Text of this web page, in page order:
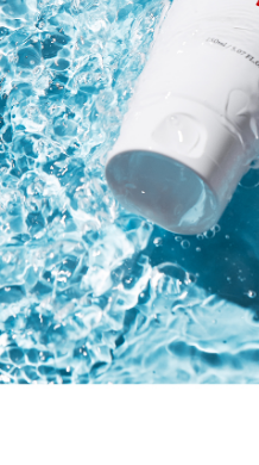
お買い物を続ける